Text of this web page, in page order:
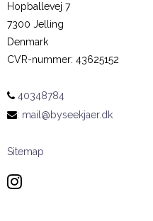
Hopballevej 7
7300 Jelling
Denmark
CVR-nummer: 43625152
40348784
: mail@byseekjaer.dk
Sitemap